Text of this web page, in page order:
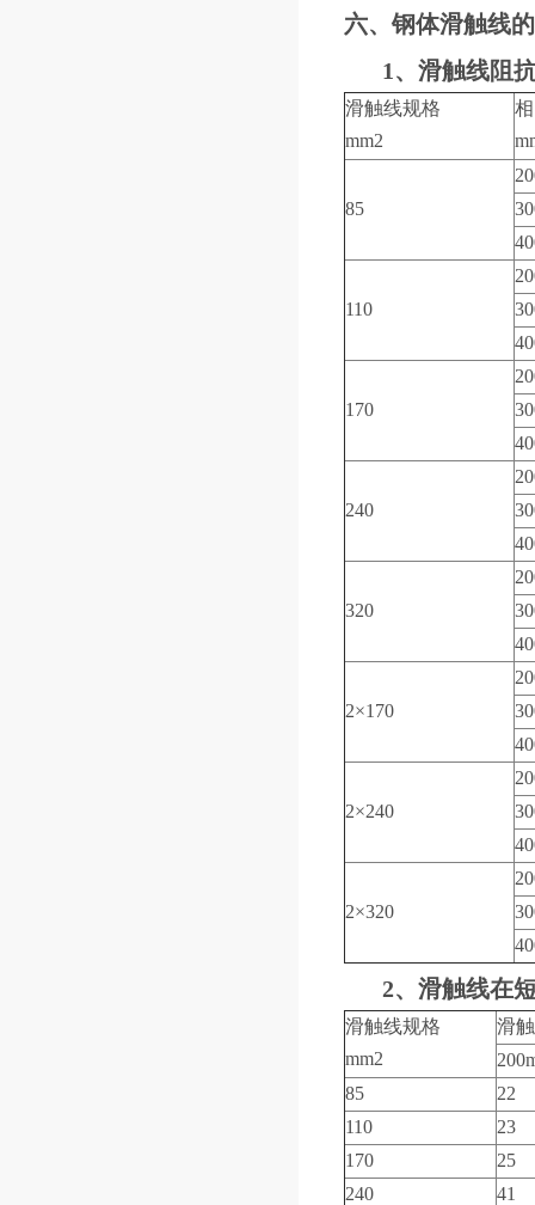
六、钢体滑触线
1、滑触线阻
滑触线规格
mm2
85
110
170
240
320
2×170
2×240
2×320
2、滑触线在
滑触线规格
mm2
滑
85
22
110
23
170
25
240
41